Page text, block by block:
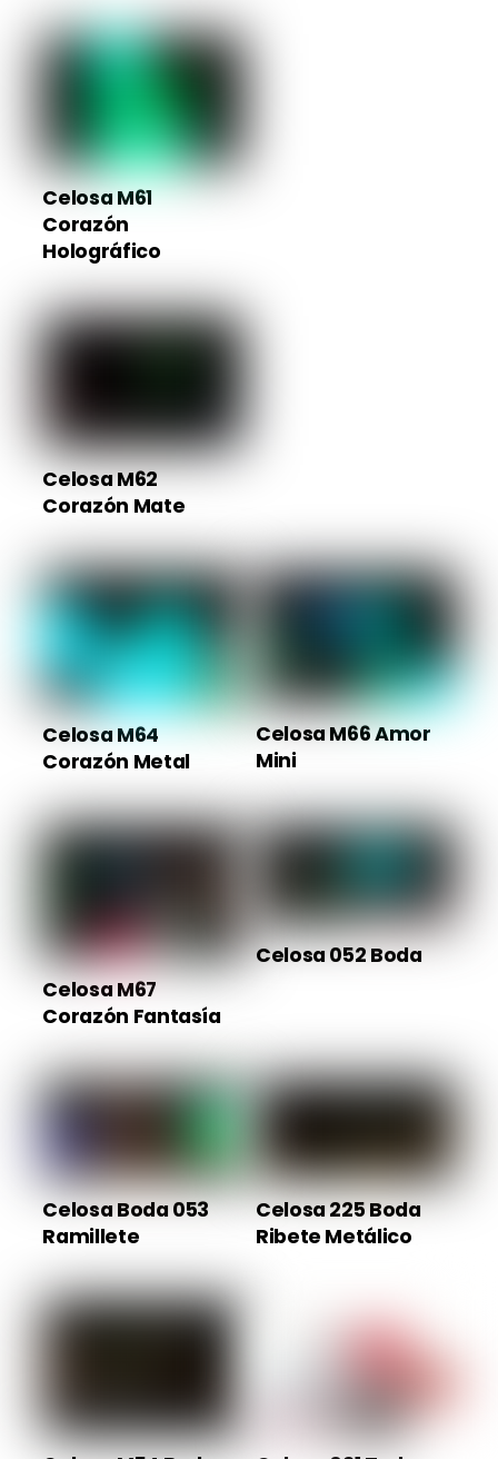
Celosa M61
Corazón
Holográfico
Celosa M62
Corazón Mate
Celosa M64
Corazón Metal
Celosa M66 Amor
Mini
Celosa M67
Corazón Fantasía
Celosa 052 Boda
Celosa Boda 053
Ramillete
Celosa 225 Boda
Ribete Metálico